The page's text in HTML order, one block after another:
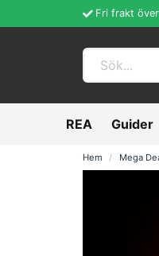
Fri frakt
REA Guider
Hem Mega